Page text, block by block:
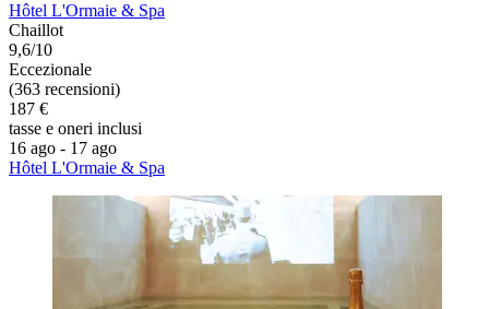
Hôtel L'Ormaie & Spa
Chaillot
9,6/10
Eccezionale
(363 recensioni)
187 €
tasse e oneri inclusi
16 ago - 17 ago
Hôtel L'Ormaie & Spa